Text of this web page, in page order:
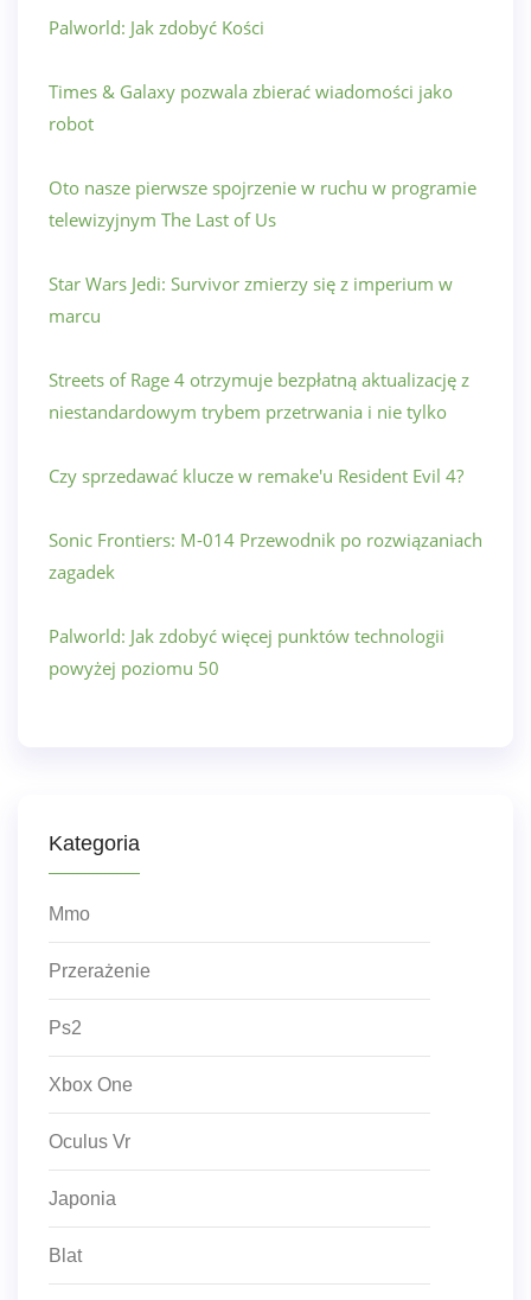
Palworld: Jak zdobyć Kości
Times & Galaxy pozwala zbierać wiadomości jako
robot
Oto nasze pierwsze spojrzenie w ruchu w programie
telewizyjnym The Last of Us
Star Wars Jedi: Survivor zmierzy się z imperium w
marcu
Streets of Rage 4 otrzymuje bezpłatną aktualizację z
niestandardowym trybem przetrwania i nie tylko
Czy sprzedawać klucze w remake'u Resident Evil 4?
Sonic Frontiers: M-014 Przewodnik po rozwiązaniach
zagadek
Palworld: Jak zdobyć więcej punktów technologii
powyżej poziomu 50
Kategoria
Mmo
Przerażenie
Ps2
Xbox One
Oculus Vr
Japonia
Blat